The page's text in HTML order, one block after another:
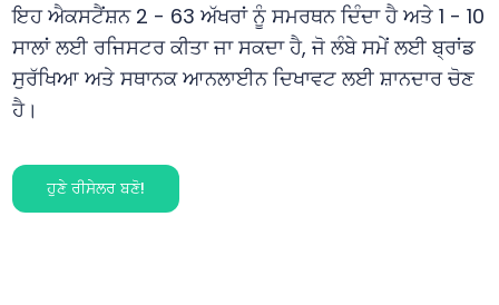
ਇਹ ਐਕਸਟੈਂਸ਼ਨ 2 - 63 ਅੱਖਰਾਂ ਨੂੰ ਸਮਰਥਨ ਦਿੰਦਾ ਹੈ ਅਤੇ 1 - 10
ਸਾਲਾਂ ਲਈ ਰਜਿਸਟਰ ਕੀਤਾ ਜਾ ਸਕਦਾ ਹੈ, ਜੋ ਲੰਬੇ ਸਮੇਂ ਲਈ ਬ੍ਰਾਂਡ
ਸੁਰੱਖਿਆ ਅਤੇ ਸਥਾਨਕ ਆਨਲਾਈਨ ਦਿਖਾਵਟ ਲਈ ਸ਼ਾਨਦਾਰ ਚੋਣ
ਹੈ।
ਹੁਣੇ ਰੀਸੇਲਰ ਬਣੋ!